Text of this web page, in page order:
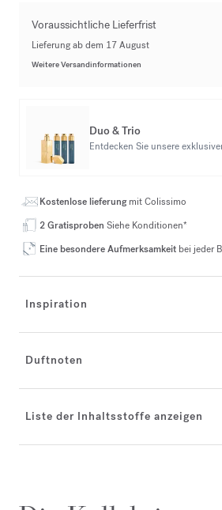
Voraussichtliche Lieferfrist
Lieferung ab dem 17 August
Weitere Versandinformationen
Duo & Trio
Entdecken Sie unsere
Kostenlose lieferungmit Colissimo
2 Gratisproben Siehe Konditionen*
Eine besondere Aufmerksamkeit bei jeder
Inspiration
Duftnoten
Liste der Inhaltsstoffe anzeigen